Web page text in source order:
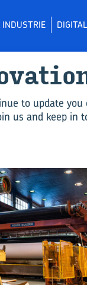
INDUSTRIE
to update
us and keep in